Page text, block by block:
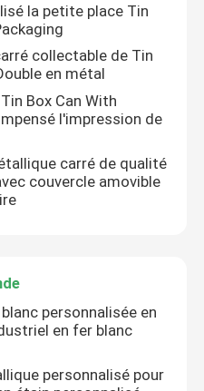
la petite place Tin
collectable de Tin
en métal
Box Can With
l'impression de
carré de qualité
couvercle amovible
personnalisée en
en fer blanc
personnalisé pour